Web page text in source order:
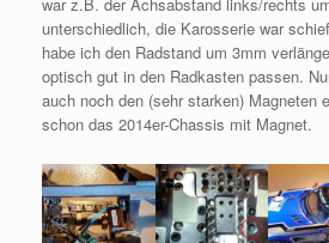
unterschiedlich, die Karosserie war
habe ich den Radstand um 3mm
optisch gut in den Radkasten passen.
auch noch den (sehr starken) Magneten
schon das 2014er-Chassis mit Magnet.